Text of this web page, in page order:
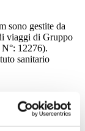
sono gestite da
viaggi di Gruppo
12276).
sanitario